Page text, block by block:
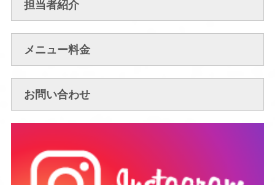
担当者紹介
メニュー料金
お問い合わせ